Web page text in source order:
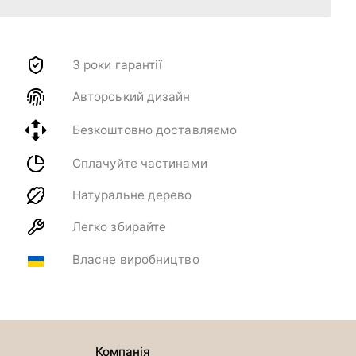
3 роки гарантії
Авторський дизайн
Безкоштовно доставляємо
Сплачуйте частинами
Натуральне дерево
Легко збирайте
Власне виробництво
Компанія